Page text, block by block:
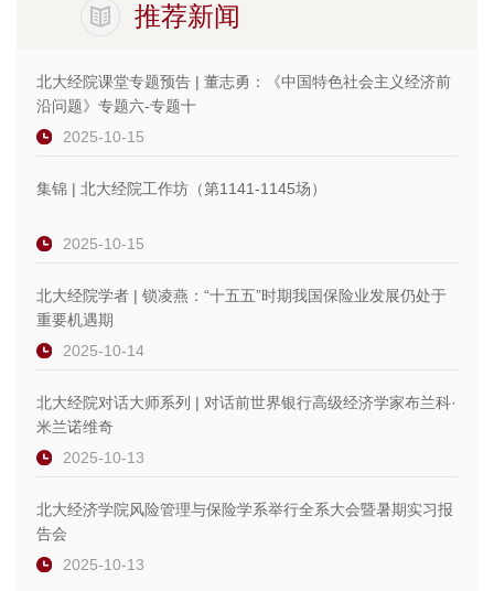
推荐新闻
北大经院课堂专题预告 | 董志勇：《中国特色社会主义经济前
沿问题》专题六-专题十
2025-10-15
集锦 | 北大经院工作坊（第1141-1145场）
2025-10-15
北大经院学者 | 锁凌燕：“十五五”时期我国保险业发展仍处于
重要机遇期
2025-10-14
北大经院对话大师系列 | 对话前世界银行高级经济学家布兰科·
米兰诺维奇
2025-10-13
北大经济学院风险管理与保险学系举行全系大会暨暑期实习报
告会
2025-10-13